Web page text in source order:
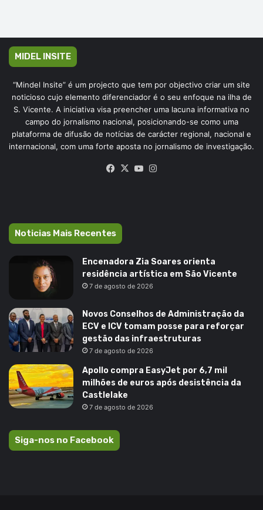
MIDEL INSITE
“Mindel Insite” é um projecto que tem por objectivo criar um site
noticioso cujo elemento diferenciador é o seu enfoque na ilha de
S. Vicente. A iniciativa visa preencher uma lacuna informativa no
campo do jornalismo nacional, posicionando-se como uma
plataforma de difusão de notícias de carácter regional, nacional e
internacional, com uma forte aposta no jornalismo de investigação.
Facebook
X YouTube
Noticias Mais Recentes
Encenadora Zia Soares orienta
residência artística em São Vicente
7 de agosto de 2026
Novos Conselhos de Administração da
ECV e ICV tomam posse para reforçar
gestão das infraestruturas
7 de agosto de 2026
Apollo compra EasyJet por 6,7 mil
milhões de euros após desistência da
Castlelake
7 de agosto de 2026
Siga-nos no Facebook